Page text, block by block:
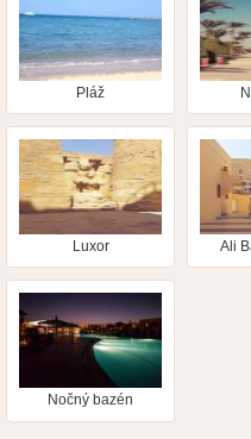
Pláž
Luxor Ali
Nočný bazén